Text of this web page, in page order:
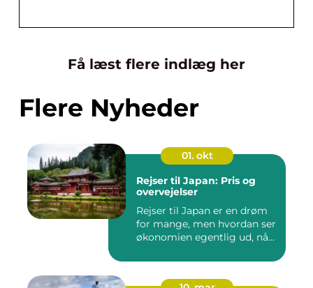
Få læst flere indlæg her
Flere Nyheder
01. okt
Rejser til Japan: Pris og
overvejelser
Rejser til Japan er en drøm
for mange, men hvordan ser
økonomien egentlig ud, nå...